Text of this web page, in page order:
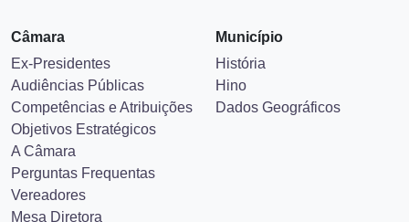
Câmara
Ex-Presidentes
Audiências Públicas
Competências e Atribuições
Objetivos Estratégicos
A Câmara
Perguntas Frequentas
Vereadores
Mesa Diretora
Município
História
Hino
Dados Geográficos